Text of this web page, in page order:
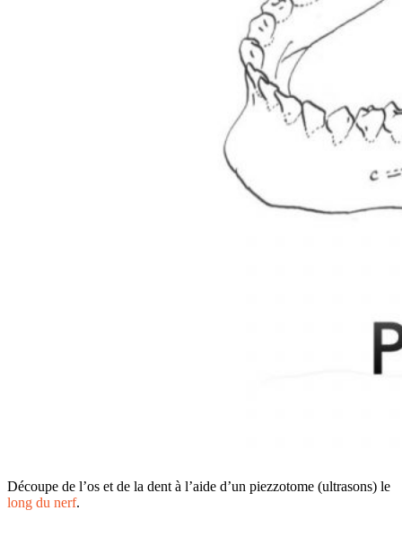
Découpe de l’os et de la dent à l’aide d’un piezzotome (ultrasons) le
long du nerf.